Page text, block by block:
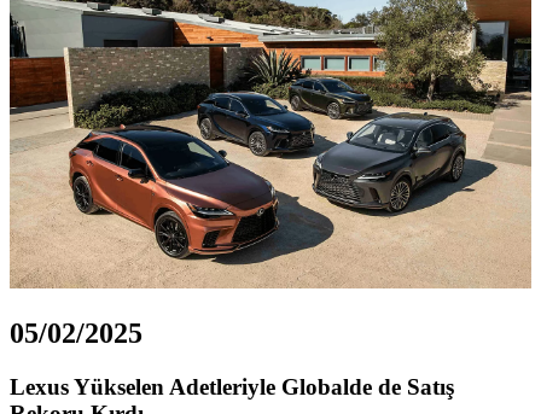
05/02/2025
Lexus Yükselen Adetleriyle Globalde de Satış